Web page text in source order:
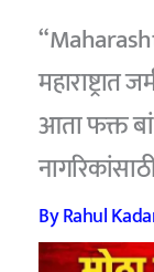
आता फक्त
ByRahul